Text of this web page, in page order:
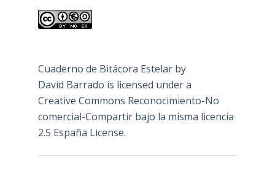
Cuaderno de Bitácora Estelarby
David Barrado is licensed under a
Creative Commons Reconocimiento-No
comercial-Compartir bajo la misma licencia
2.5 España License.